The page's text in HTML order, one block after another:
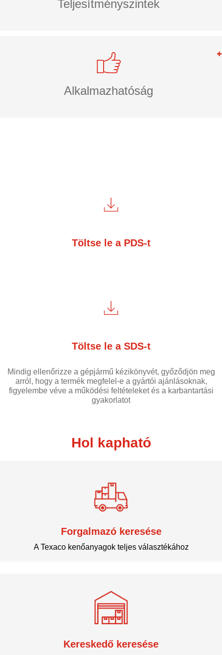
Teljesítményszintek
Alkalmazhatóság
Töltse le a PDS-t
Töltse le a SDS-t
Mindig ellenőrizze a gépjármű kézikönyvét, győződjön meg
arról, hogy a termék megfelel-e a gyártói ajánlásoknak,
figyelembe véve a működési feltételeket és a karbantartási
gyakorlatot
Hol kapható
Forgalmazó keresése
A Texaco kenőanyagok teljes választékához
Kereskedő keresése